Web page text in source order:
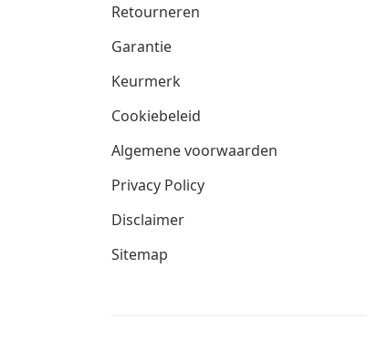
Retourneren
Garantie
Keurmerk
Cookiebeleid
Algemene voorwaarden
Privacy Policy
Disclaimer
Sitemap